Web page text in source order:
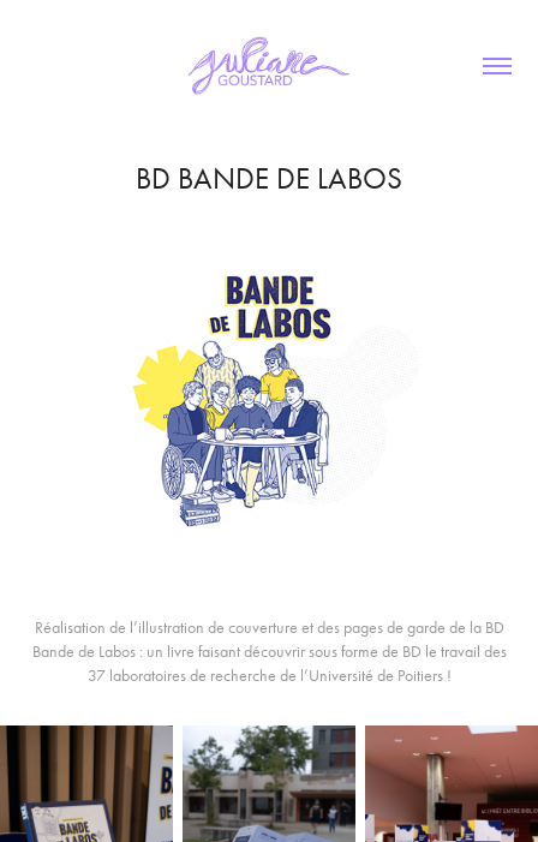
BD BANDE DE LABOS
Réalisation de l’illustration de couverture et des pages de garde de la BD
Bande de Labos: un livre faisant découvrir sous forme de BD le travail des
37 laboratoires de recherche de l’Université de Poitiers !